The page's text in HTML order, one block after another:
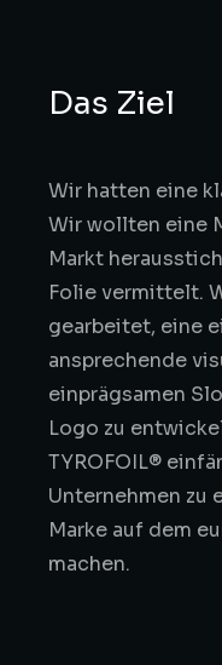
Das Ziel
Wir hatten eine
Wir wollten eine
Markt
Folie vermittelt.
gearbeitet, eine
ansprechende
einprägsamen
Logo zu
TYROFOIL®
Unternehmen zu
Marke auf dem
machen.